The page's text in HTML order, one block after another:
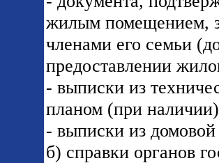
жилым помещением,
членами его семьи
предоставлении
- выписки из
планом (при
- выписки из
б) справки органов